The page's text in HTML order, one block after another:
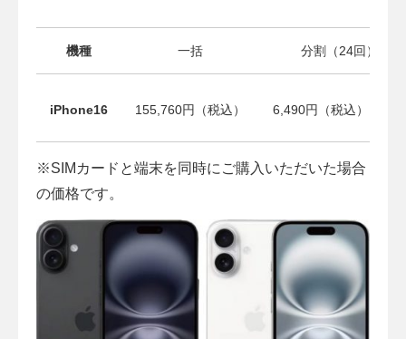
機種 一括 分割（24回）
iPhone16 155,760円（税込） 6,490円（税込）× 24回
※SIMカードと端末を同時にご購入いただいた場合
の価格です。